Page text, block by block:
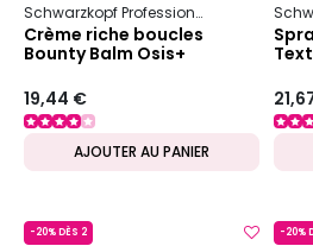
Schwarzkopf Professional
Crème riche boucles
Bounty Balm Osis+
19,44 €
AJOUTER AU PANIER
-20% DÈS 2 -20%